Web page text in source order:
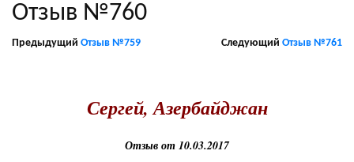
Отзыв №760
Предыдущий Отзыв №759 Следующий Отзыв №761
Сергей, Азербайджан
Отзыв от 10.03.2017